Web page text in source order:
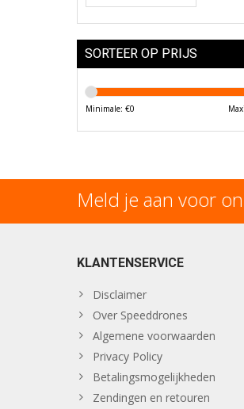
SORTEER OP PRIJS
Minimale: €0
Meld je aan voor
KLANTENSERVICE
Disclaimer
Over Speeddrones
Algemene voorwaarden
Privacy Policy
Betalingsmogelijkheden
Zendingen en retouren